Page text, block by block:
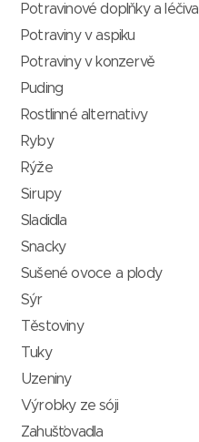
Potravinové doplňky a léčiva
Potraviny v aspiku
Potraviny v konzervě
Puding
Rostlinné alternativy
Ryby
Rýže
Sirupy
Sladidla
Snacky
Sušené ovoce a plody
Sýr
Těstoviny
Tuky
Uzeniny
Výrobky ze sóji
Zahušťovadla